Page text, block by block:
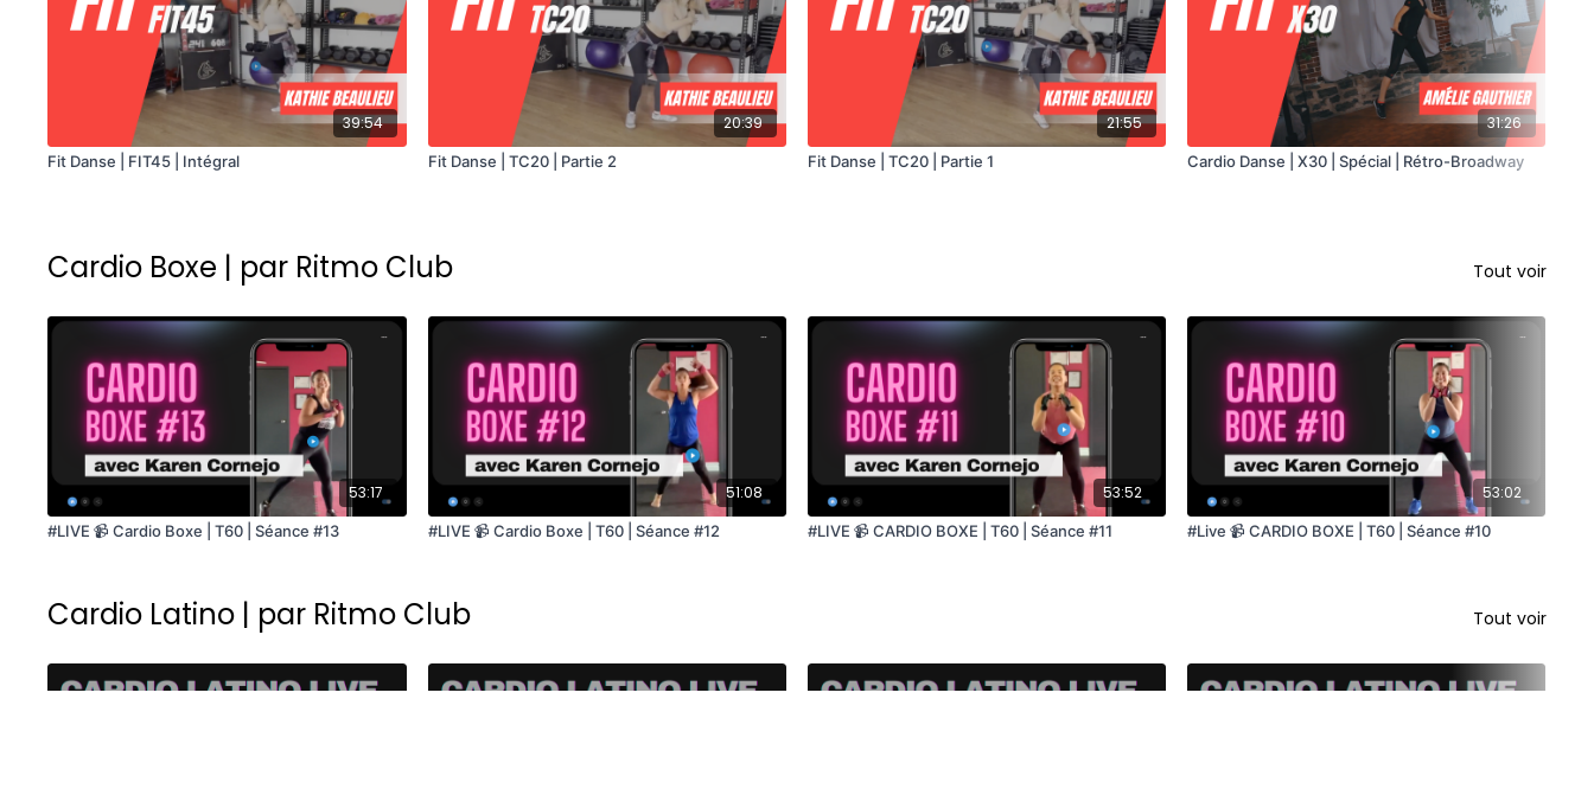
39:54
Fit Danse | FIT45 | Intégral
20:39
Fit Danse | TC20 | Partie 2
21:55
Fit Danse | TC20 | Partie 1
31:26
Cardio Danse | X30 | Spécial | Rétro-Broadway
Cardio Boxe | par Ritmo Club Tout voir
53:17
#LIVE 📹 Cardio Boxe | T60 | Séance #13
51:08
#LIVE 📹 Cardio Boxe | T60 | Séance #12
53:52
#LIVE 📹 CARDIO BOXE | T60 | Séance #11
53:02
#Live 📹 CARDIO BOXE | T60 | Séance #10
Cardio Latino | par Ritmo Club Tout voir